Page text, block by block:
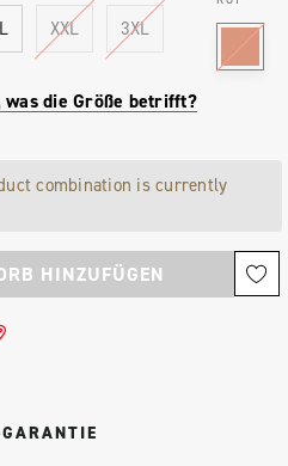
XXL 3XL
was die Größe betrifft?
combination is currently